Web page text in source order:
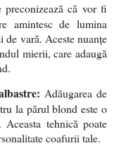
preconizează că vor fi
amintesc de lumina
vară. Aceste nuanțe
mierii, care adaugă
Adăugarea de
la părul blond este o
Aceasta tehnică poate
coafurii tale.